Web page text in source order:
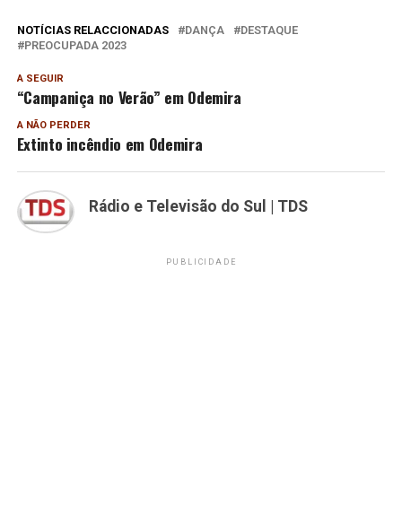
NOTÍCIAS RELACCIONADAS DANÇA
DESTAQUE
PREOCUPADA 2023
A SEGUIR
“Campaniça no Verão” em Odemira
A NÃO PERDER
Extinto incêndio em Odemira
Rádio e Televisão do Sul | TDS
PUBLICIDADE